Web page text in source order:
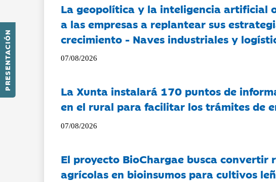
PRESENTACIÓN
La geopolítica y la inteligencia artificial
a las empresas a replantear sus
crecimiento - Naves industriales y
07/08/2026
La Xunta instalará 170 puntos de
en el rural para facilitar los trámites de
07/08/2026
El proyecto BioChargae busca convertir
agrícolas en bioinsumos para cultivos